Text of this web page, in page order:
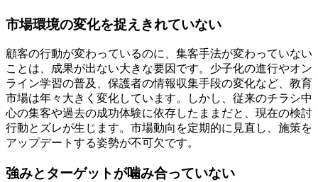
市場環境の変化を捉えきれていない
顧客の行動が変わっているのに、集客手法が変わっていない
ことは、成果が出ない大きな要因です。少子化の進行やオン
ライン学習の普及、保護者の情報収集手段の変化など、教育
市場は年々大きく変化しています。しかし、従来のチラシ中
心の集客や過去の成功体験に依存したままだと、現在の検討
行動とズレが生じます。市場動向を定期的に見直し、施策を
アップデートする姿勢が不可欠です。
強みとターゲットが噛み合っていない